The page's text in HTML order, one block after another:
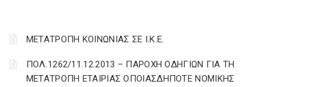
ΜΕΤΑΤΡΟΠΗ ΚΟΙΝΩΝΙΑΣ ΣΕ Ι.Κ.Ε.
ΠΟΛ.1262/11.12.2013 – ΠΑΡΟΧΗ ΟΔΗΓΙΩΝ ΓΙΑ ΤΗ
ΜΕΤΑΤΡΟΠΗ ΕΤΑΙΡΙΑΣ ΟΠΟΙΑΣΔΗΠΟΤΕ ΝΟΜΙΚΗΣ